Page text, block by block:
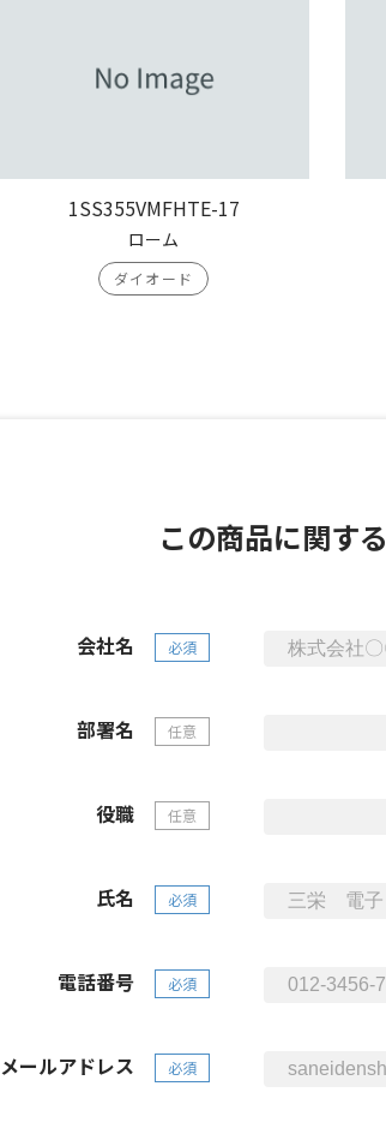
1SS355VMFHTE-17
ローム
ダイオード
この商品に関する
会社名 必須
部署名 任意
役職 任意
氏名 必須
電話番号 必須
メールアドレス 必須